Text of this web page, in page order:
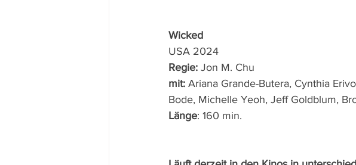
Wicked
USA 2024
Regie: Jon M. Chu
mit: Ariana Grande-Butera, Cynthia
Bode, Michelle Yeoh, Jeff Goldblum,
Länge: 160 min.